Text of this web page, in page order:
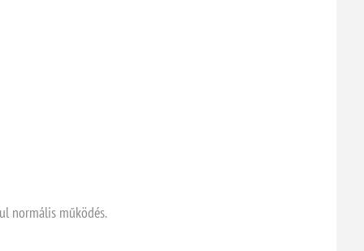
normális működés.